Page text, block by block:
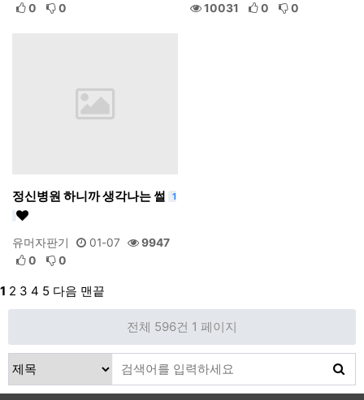
0
0
10031
0 0
정신병원 하니까 생각나는 썰 1
유머자판기 01-07
9947
0
0
1 2 3 4 5 다음 맨끝
전체 596건 1 페이지